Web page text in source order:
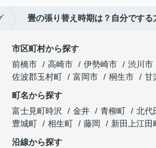
畳の張り替え時期は？自分です
市区町村から探す
前橋市
高崎市 伊勢崎市 渋川市
佐波郡玉村町
富岡市 桐生市
甘
町名から探す
富士見町時沢
金井 青柳町 北代
豊城町
相生町 藤岡
新田上江田
沿線から探す